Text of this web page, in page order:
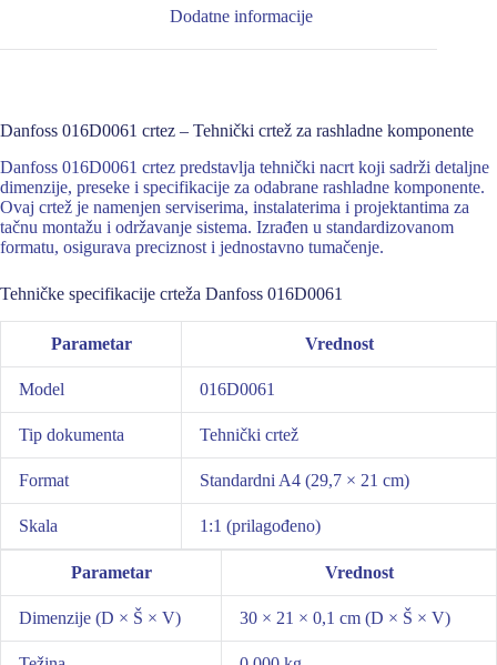
Dodatne informacije
Danfoss 016D0061 crtez – Tehnički crtež za rashladne komponente
Danfoss 016D0061 crtez predstavlja tehnički nacrt koji sadrži detaljne
dimenzije, preseke i specifikacije za odabrane rashladne komponente.
Ovaj crtež je namenjen serviserima, instalaterima i projektantima za
tačnu montažu i održavanje sistema. Izrađen u standardizovanom
formatu, osigurava preciznost i jednostavno tumačenje.
Tehničke specifikacije crteža Danfoss 016D0061
Parametar Vrednost
Model 016D0061
Tip dokumenta Tehnički crtež
Format Standardni A4 (29,7 × 21 cm)
Skala 1:1 (prilagođeno)
Parametar Vrednost
Dimenzije (D × Š × V) 30 × 21 × 0,1 cm (D × Š × V)